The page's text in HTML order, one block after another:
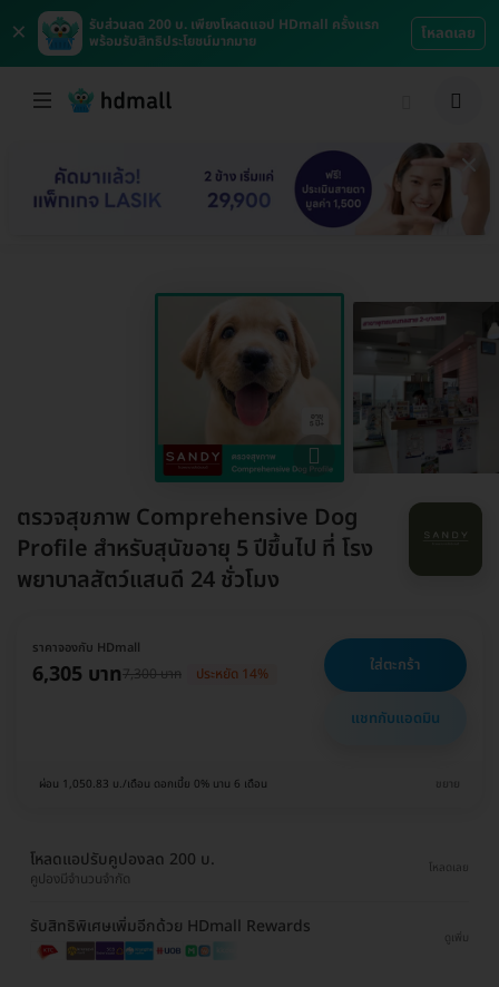
×
รับส่วนลด 200 บ. เพียงโหลดแอป HDmall ครั้งแรก
พร้อมรับสิทธิประโยชน์มากมาย
โหลดเลย
ตรวจสุขภาพ Comprehensive Dog
Profile สำหรับสุนัขอายุ 5 ปีขึ้นไป ที่ โรง
พยาบาลสัตว์แสนดี 24 ชั่วโมง
ราคาจองกับ HDmall
6,305 บาท7,300 บาท ประหยัด 14% ใส่ตะกร้า
แชทกับแอดมิน
ผ่อน 1,050.83 บ./เดือน ดอกเบี้ย 0% นาน 6 เดือน ขยาย
โหลดแอปรับคูปองลด 200 บ.
คูปองมีจำนวนจำกัด
โหลดเลย
รับสิทธิพิเศษเพิ่มอีกด้วย HDmall Rewards
ดูเพิ่ม